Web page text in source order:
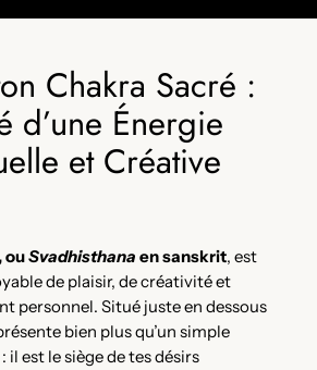
Chakra Sacré :
d’une Énergie
et Créative
ouSvadhisthana en sanskrit, est
de plaisir, de créativité et
personnel. Situé juste en dessous
bien plus qu’un simple
il est le siège de tes désirs